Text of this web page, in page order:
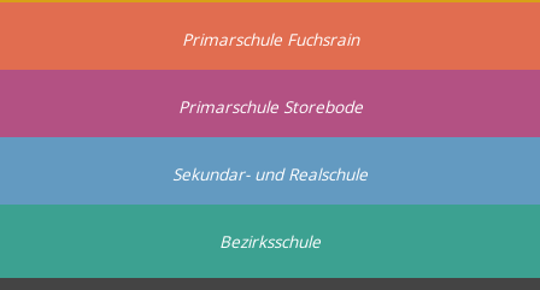
Primarschule Fuchsrain
Primarschule Storebode
Sekundar- und Realschule
Bezirksschule